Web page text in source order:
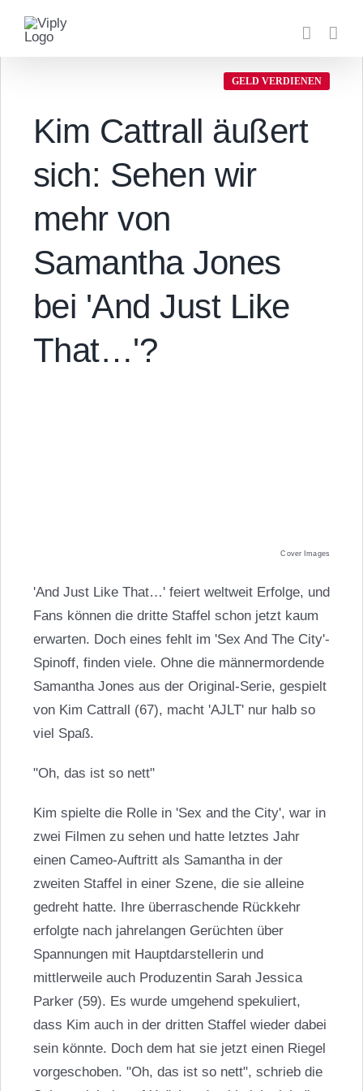
Inhalt
springen
GELD VERDIENEN
Kim Cattrall äußert
sich: Sehen wir
mehr von
Samantha Jones
bei 'And Just Like
That…'?
Cover Images
'And Just Like That…' feiert weltweit Erfolge, und
Fans können die dritte Staffel schon jetzt kaum
erwarten. Doch eines fehlt im 'Sex And The City'-
Spinoff, finden viele. Ohne die männermordende
Samantha Jones aus der Original-Serie, gespielt
von Kim Cattrall (67), macht 'AJLT' nur halb so
viel Spaß.
"Oh, das ist so nett"
Kim spielte die Rolle in 'Sex and the City', war in
zwei Filmen zu sehen und hatte letztes Jahr
einen Cameo-Auftritt als Samantha in der
zweiten Staffel in einer Szene, die sie alleine
gedreht hatte. Ihre überraschende Rückkehr
erfolgte nach jahrelangen Gerüchten über
Spannungen mit Hauptdarstellerin und
mittlerweile auch Produzentin Sarah Jessica
Parker(59). Es wurde umgehend spekuliert,
dass Kim auch in der dritten Staffel wieder dabei
sein könnte. Doch dem hat sie jetzt einen Riegel
vorgeschoben. "Oh, das ist so nett", schrieb die